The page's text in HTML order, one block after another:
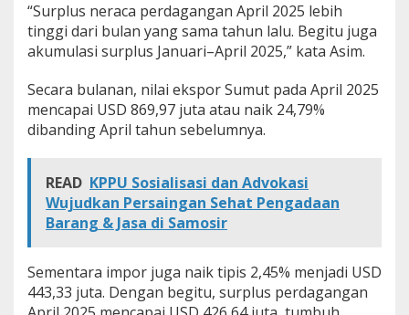
“Surplus neraca perdagangan April 2025 lebih
tinggi dari bulan yang sama tahun lalu. Begitu juga
akumulasi surplus Januari–April 2025,” kata Asim.
Secara bulanan, nilai ekspor Sumut pada April 2025
mencapai USD 869,97 juta atau naik 24,79%
dibanding April tahun sebelumnya.
READ KPPU Sosialisasi dan Advokasi
Wujudkan Persaingan Sehat Pengadaan
Barang & Jasa di Samosir
Sementara impor juga naik tipis 2,45% menjadi USD
443,33 juta. Dengan begitu, surplus perdagangan